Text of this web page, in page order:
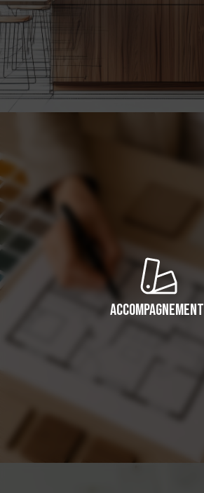
Accompagnement